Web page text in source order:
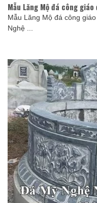
Mẫu Lăng Mộ đá công
Mẫu Lăng Mộ đá công
Nghệ ...